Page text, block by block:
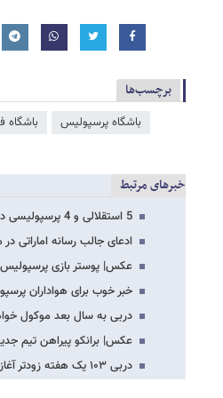
برچسب‌ها
باشگاه پرسپولیس باشگاه
خبرهای مرتبط
5 استقلالی و 4 پرسپولیسی در آستانه محرومیت!
ادعای جالب رسانه اماراتی در
عکس| پوستر بازی پرسپولیس
خبر خوب برای هواداران
دربی به سال بعد موکول
عکس| برانکو پیراهن تیم
دربی ۱۰۳ یک هفته زودتر آغاز شد!